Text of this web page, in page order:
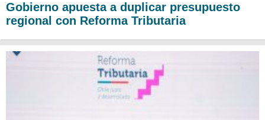
Gobierno apuesta a duplicar presupuesto
regional con Reforma Tributaria